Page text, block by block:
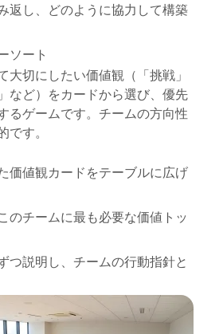
返し、どのように協力して構築
ソート
大切にしたい価値観（「挑戦」
など）をカードから選び、優先
るゲームです。チームの方向性
です。
価値観カードをテーブルに広げ
のチームに最も必要な価値トッ
つ説明し、チームの行動指針と